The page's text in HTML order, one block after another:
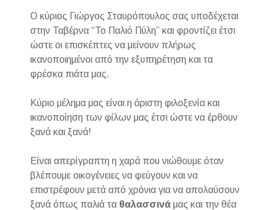
Ο κύριος Γιώργος Σταυρόπουλος σας υποδέχεται
στην Ταβέρνα “Το Παλιό Πύλη” και φροντίζει έτσι
ώστε οι επισκέπτες να μείνουν πλήρως
ικανοποιημένοι από την εξυπηρέτηση και τα
φρέσκα πιάτα μας.
Κύριο μέλημα μας είναι η άριστη φιλοξενία και
ικανοποίηση των φίλων μας έτσι ώστε να έρθουν
ξανά και ξανά!
Είναι απερίγραπτη η χαρά που νιώθουμε όταν
βλέπουμε οικογένειες να φεύγουν και να
επιστρέφουν μετά από χρόνια για να απολαύσουν
ξανά όπως παλιά τα θαλασσινά μας και την θέα